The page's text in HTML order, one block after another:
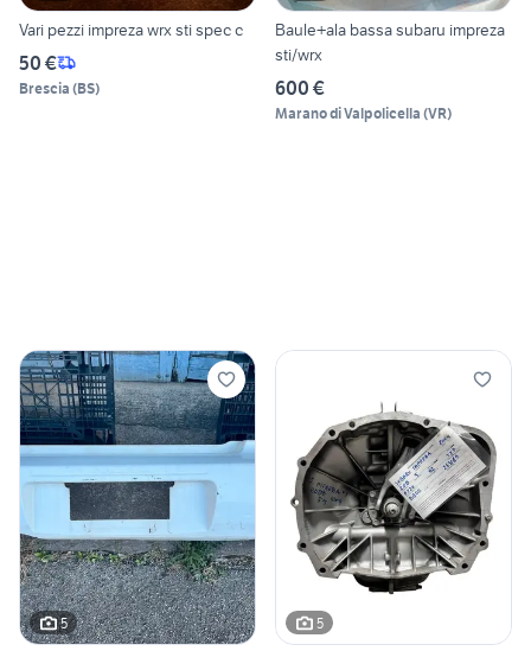
Vari pezzi impreza wrx sti spec c
50 €
Brescia (BS)
Baule+ala bassa subaru impreza
sti/wrx
600 €
Marano di Valpolicella (VR)
5 5